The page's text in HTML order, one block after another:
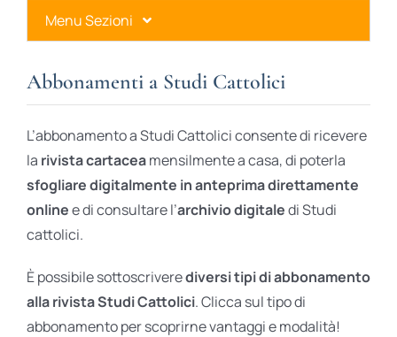
Menu Sezioni
Ares Gold
Ares Digital
Ares Gift Card
Abbonamenti a Studi Cattolici
L’abbonamento a Studi Cattolici consente di ricevere
la rivista cartaceamensilmente a casa, di poterla
sfogliare digitalmente in anteprima direttamente
onlinee di consultare l’archivio digitaledi Studi
cattolici.
È possibile sottoscriverediversi tipi di abbonamento
alla rivista Studi Cattolici. Clicca sul tipo di
abbonamento per scoprirne vantaggi e modalità!